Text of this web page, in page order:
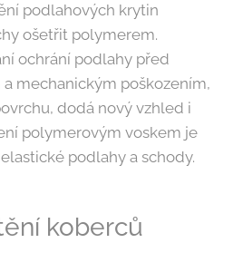
podlahových krytin
ošetřit polymerem.
ochrání podlahy před
mechanickým poškozením,
dodá nový vzhled i
polymerovým voskem je
podlahy a schody.
koberců